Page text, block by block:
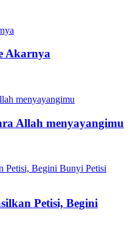
Akarnya
Allah menyayangimu
Petisi, Begini